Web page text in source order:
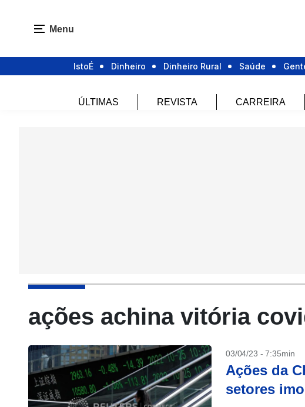
Menu
IstoÉ Dinheiro Dinheiro Rural Saúde
ÚLTIMAS REVISTA CARREIRA
ações achina vitória
03/04/23 - 7:35min
Ações da
setores